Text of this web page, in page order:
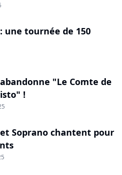
une tournée de 150
"Le Comte de
!
Soprano chantent pour